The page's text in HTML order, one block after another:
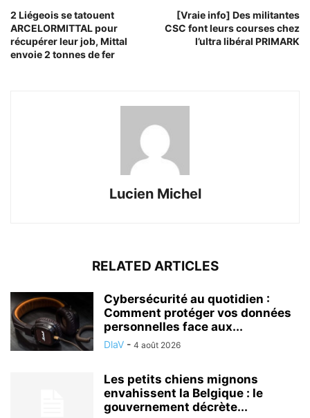
2 Liégeois se tatouent
ARCELORMITTAL pour
récupérer leur job, Mittal
envoie 2 tonnes de fer
[Vraie info] Des militantes
CSC font leurs courses chez
l’ultra libéral PRIMARK
Lucien Michel
RELATED ARTICLES
Cybersécurité au quotidien :
Comment protéger vos données
personnelles face aux...
DlaV - 4 août 2026
Les petits chiens mignons
envahissent la Belgique : le
gouvernement décrète...